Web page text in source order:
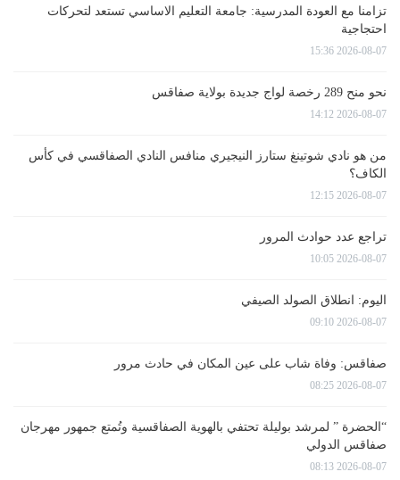
تزامنا مع العودة المدرسية: جامعة التعليم الاساسي تستعد لتحركات
احتجاجية
2026-08-07 15:36
نحو منح 289 رخصة لواج جديدة بولاية صفاقس
2026-08-07 14:12
من هو نادي شوتينغ ستارز النيجيري منافس النادي الصفاقسي في كأس
الكاف؟
2026-08-07 12:15
تراجع عدد حوادث المرور
2026-08-07 10:05
اليوم: انطلاق الصولد الصيفي
2026-08-07 09:10
صفاقس: وفاة شاب على عين المكان في حادث مرور
2026-08-07 08:25
“الحضرة ” لمرشد بوليلة تحتفي بالهوية الصفاقسية وتُمتع جمهور مهرجان
صفاقس الدولي
2026-08-07 08:13